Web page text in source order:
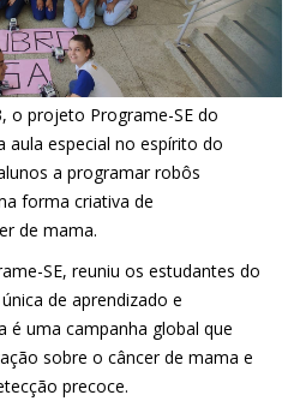
o projeto Programe-SE do
aula especial no espírito do
a programar robôs
forma criativa de
de mama.
SE, reuniu os estudantes do
de aprendizado e
é uma campanha global que
sobre o câncer de mama e
precoce.